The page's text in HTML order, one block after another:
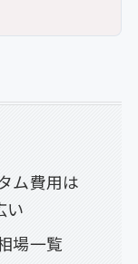
ム費用は
い
場一覧